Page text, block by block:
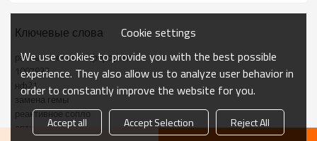
Производить
имя набор реактивных форсунок
исходный код 1007 932
бункера для порошка
пистолетами opti NF20
Ключевые слова
распылительные форсунки
1007932
нф21
замена гемы
реактивное сопло
опти
Cookie settings
We use cookies to provide you with the best possible
experience. They also allow us to analyze user behavior in
order to constantly improve the website for you.
Accept all Accept Selection Reject All